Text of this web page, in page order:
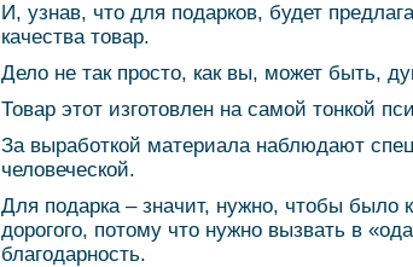
И, узнав, что для подарков, будет
качества товар.
Дело не так просто, как вы, может быть,
Товар этот изготовлен на самой тонкой
За выработкой материала наблюдают
человеческой.
Для подарка – значит, нужно, чтобы было
дорогого, потому что нужно вызвать в
благодарность.